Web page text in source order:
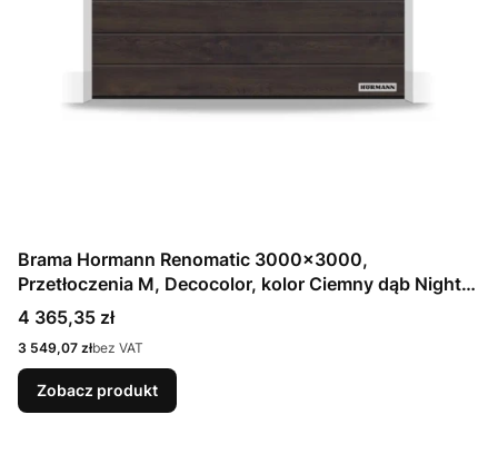
Brama Hormann Renomatic 3000x3000,
Przetłoczenia M, Decocolor, kolor Ciemny dąb Night
Oak + Prowadzenie N
Cena
4 365,35 zł
Cena
3 549,07 złbez VAT
Zobacz produkt